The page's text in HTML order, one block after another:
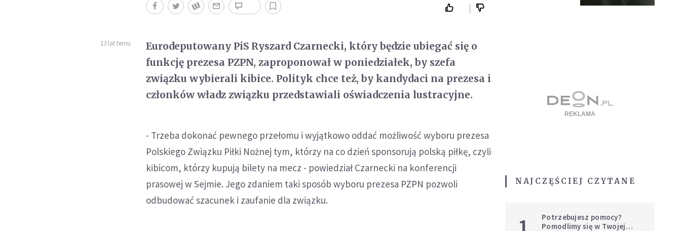
13 lat temu
Eurodeputowany PiS Ryszard Czarnecki, który będzie ubiegać się o
funkcję prezesa PZPN, zaproponował w poniedziałek, by szefa
związku wybierali kibice. Polityk chce też, by kandydaci na prezesa i
członków władz związku przedstawiali oświadczenia lustracyjne.
- Trzeba dokonać pewnego przełomu i wyjątkowo oddać możliwość wyboru prezesa
Polskiego Związku Piłki Nożnej tym, którzy na co dzień sponsorują polską piłkę, czyli
kibicom, którzy kupują bilety na mecz - powiedział Czarnecki na konferencji
prasowej w Sejmie. Jego zdaniem taki sposób wyboru prezesa PZPN pozwoli
odbudować szacunek i zaufanie dla związku.
NAJCZĘŚCIEJ CZYTANE
Potrzebujesz pomocy?
Pomodlimy się w Twojej